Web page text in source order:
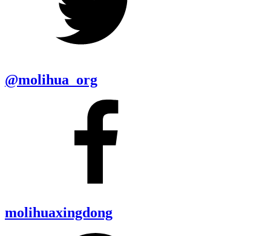
@molihua_org
molihuaxingdong